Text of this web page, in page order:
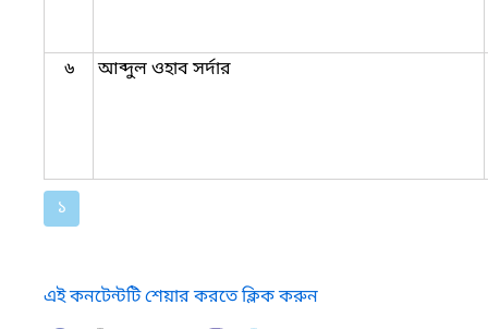
৬ আব্দুল ওহাব সর্দার
১
এই কনটেন্টটি শেয়ার করতে ক্লিক করুন